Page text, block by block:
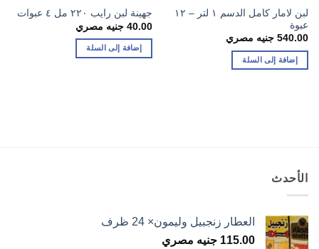
لبن لامار كامل الدسم ١ لتر – ١٢
عبوة
540.00جنيه مصري
إضافة إلى السلة
جهينة لبن رايب ٢٢٠ مل ٤ عبوات
40.00جنيه مصري
إضافة إلى السلة
الأحدث
العطار زنجبيل وليمون× 24 ظرف
115.00 جنيه مصري